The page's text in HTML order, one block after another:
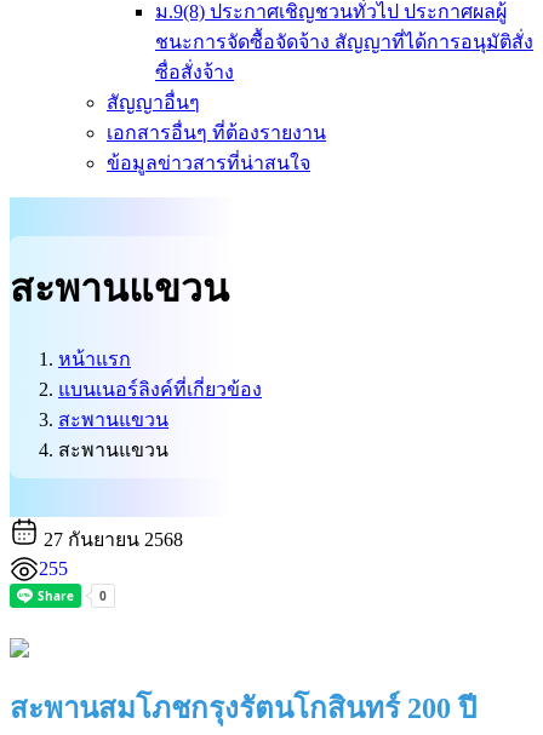
ม.9(8) ประกาศเชิญชวนทั่วไป ประกาศผลผู้
ชนะการจัดซื้อจัดจ้าง สัญญาที่ได้การอนุมัติสั่ง
ซื่อสั่งจ้าง
สัญญาอื่นๆ
เอกสารอื่นๆ ที่ต้องรายงาน
ข้อมูลข่าวสารที่น่าสนใจ
สะพานแขวน
หน้าแรก
แบนเนอร์ลิงค์ที่เกี่ยวข้อง
สะพานแขวน
สะพานแขวน
27 กันยายน 2568
255
สะพานสมโภชกรุงรัตนโกสินทร์ 200 ปี